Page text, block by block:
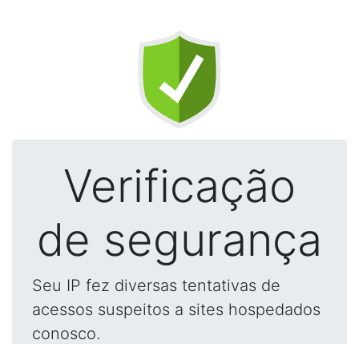
Verificação
de segurança
Seu IP fez diversas tentativas de
acessos suspeitos a sites hospedados
conosco.